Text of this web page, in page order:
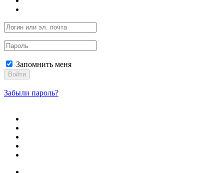
Запомнить меня
Войти
Забыли пароль?